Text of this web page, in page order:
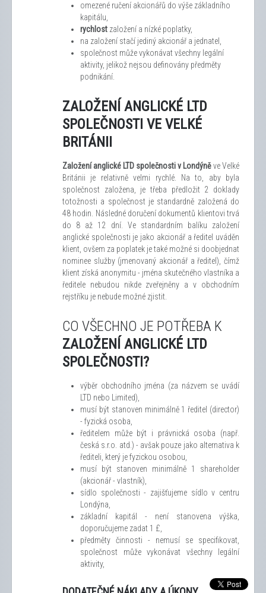
omezené ručení akcionářů do výše základního
kapitálu,
rychlost založení a nízké poplatky,
na založení stačí jediný akcionář a jednatel,
společnost může vykonávat všechny legální
aktivity, jelikož nejsou definovány předměty
podnikání.
ZALOŽENÍ ANGLICKÉ LTD
SPOLEČNOSTI VE VELKÉ
BRITÁNII
Založení anglické LTD společnosti v Londýněve Velké
Británii je relativně velmi rychlé. Na to, aby byla
společnost založena, je třeba předložit 2 doklady
totožnosti a společnost je standardně založená do
48 hodin. Následné doručení dokumentů klientovi trvá
do 8 až 12 dní. Ve standardním balíku založení
anglické společnosti je jako akcionář a ředitel uváděn
klient, ovšem za poplatek je také možné si doobjednat
nominee služby (jmenovaný akcionář a ředitel), čímž
klient získá anonymitu - jména skutečného vlastníka a
ředitele nebudou nikde zveřejněny a v obchodním
rejstříku je nebude možné zjistit.
CO VŠECHNO JE POTŘEBA K
ZALOŽENÍ ANGLICKÉ LTD
SPOLEČNOSTI?
výběr obchodního jména (za názvem se uvádí
LTD nebo Limited),
musí být stanoven minimálně 1 ředitel (director)
- fyzická osoba,
ředitelem může být i právnická osoba (např.
česká s.r.o. atd.) - avšak pouze jako alternativa k
řediteli, který je fyzickou osobou,
musí být stanoven minimálně 1 shareholder
(akcionář - vlastník),
sídlo společnosti - zajišťujeme sídlo v centru
Londýna,
základní kapitál - není stanovena výška,
doporučujeme zadat 1 £,
předměty činnosti - nemusí se specifikovat,
společnost může vykonávat všechny legální
aktivity,